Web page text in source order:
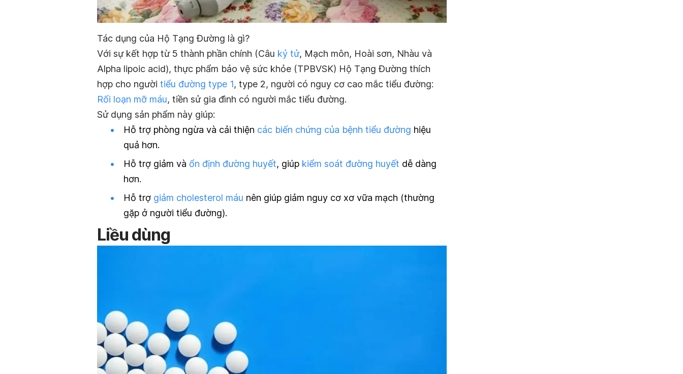
Tác dụng của Hộ Tạng Đường là gì?
Với sự kết hợp từ 5 thành phần chính (Câu kỷ tử, Mạch môn, Hoài sơn, Nhàu và
Alpha lipoic acid), thực phẩm bảo vệ sức khỏe (TPBVSK) Hộ Tạng Đường thích
hợp cho người tiểu đường type 1, type 2, người có nguy cơ cao mắc tiểu đường:
Rối loạn mỡ máu, tiền sử gia đình có người mắc tiểu đường.
Sử dụng sản phẩm này giúp:
Hỗ trợ phòng ngừa và cải thiện các biến chứng của bệnh tiểu đường hiệu
quả hơn.
Hỗ trợ giảm và ổn định đường huyết, giúp kiểm soát đường huyết dễ dàng
hơn.
Hỗ trợ giảm cholesterol máu nên giúp giảm nguy cơ xơ vữa mạch (thường
gặp ở người tiểu đường).
Liều dùng